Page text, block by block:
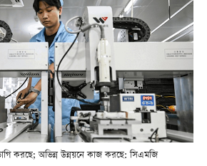
করছে; অভিন্ন উন্নয়নে কাজ করছে: সিএমজি